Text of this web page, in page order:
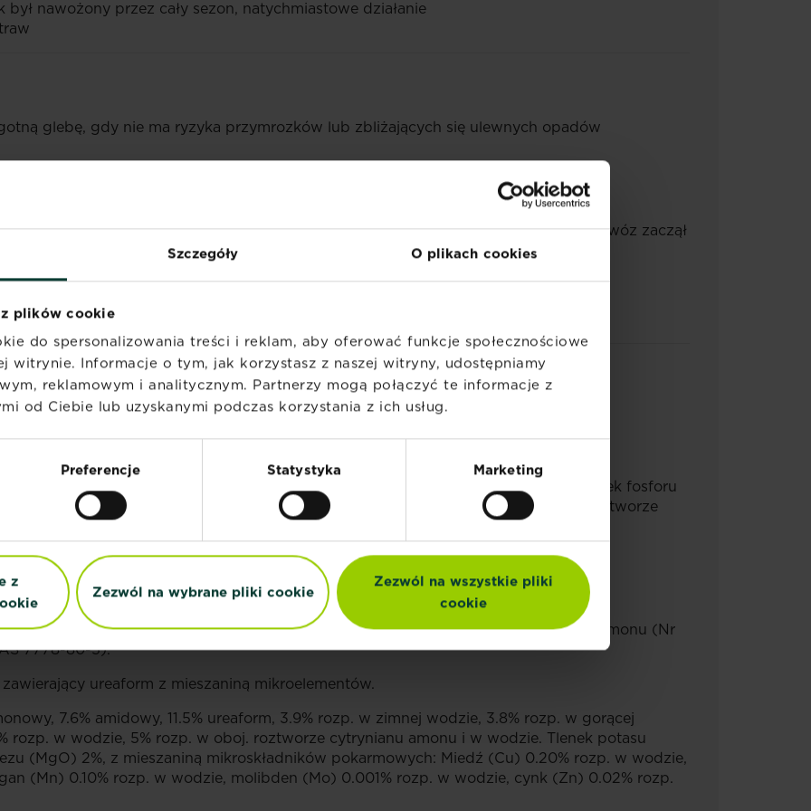
Szczegóły O plikach cookies
plików cookie
do spersonalizowania treści i reklam, aby oferować funkcje społecznościowe
witrynie. Informacje o tym, jak korzystasz z naszej witryny, udostępniamy
reklamowym i analitycznym. Partnerzy mogą połączyć te informacje z
od Ciebie lub uzyskanymi podczas korzystania z ich usług.
Preferencje Statystyka Marketing
z
Zezwól na wybrane pliki cookie
Zezwól na wszystkie pliki
cookie
nawożony przez cały sezon, natychmiastowe działanie
glebę, gdy nie ma ryzyka przymrozków lub zbliżających się ulewnych opadów
uzyskania równomiernego naniesienia. Po nawożeniu obficie podlać trawnik, aby nawóz zaczął
i po aplikacji nawozu.
nowego trawnika lub po wzroście trawy na 4-5cm.
10,8% azot mocznikowy, 8,2% azot z formaldehydu mocznikowego 5% Pięciotlenek fosforu
rozpuszczalny w wodzie, 5% pięciotlenek fosforu rozpuszczalny w obojętnym roztworze
O) rozpuszczalny w wodzie.
wielkość granulek w zakresie 0,5-2,5 mm.
(Nr CAS 57-13-6), formaldehyd mocznikowy (Nr CAS 9011-05-6), siarczan amonu (Nr
7778-80-5).
ureaform z mieszaniną mikroelementów.
7.6% amidowy, 11.5% ureaform, 3.9% rozp. w zimnej wodzie, 3.8% rozp. w gorącej
rozp. w wodzie, 5% rozp. w oboj. roztworze cytrynianu amonu i w wodzie. Tlenek potasu
(MgO) 2%, z mieszaniną mikroskładników pokarmowych: Miedź (Cu) 0.20% rozp. w wodzie,
(Mn) 0.10% rozp. w wodzie, molibden (Mo) 0.001% rozp. w wodzie, cynk (Zn) 0.02% rozp.